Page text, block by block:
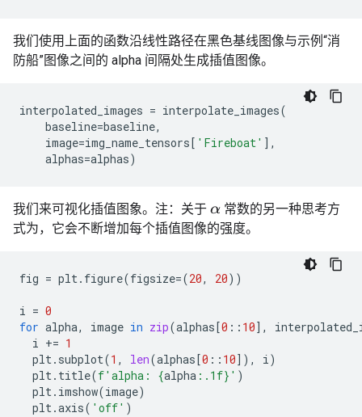
我们使用上面的函数沿线性路径在黑色基线图像与示例“消
防船”图像之间的 alpha 间隔处生成插值图像。
interpolated_images = interpolate_images(
baseline=baseline,
image=img_name_tensors [ 'Fireboat' ],
alphas=alphas)
我们来可视化插值图象。注：关于 α常数的另一种思考方
式为，它会不断增加每个插值图像的强度。
fig = plt. figure(figsize=(20, 20))
i = 0
for alpha, image in zip(alphas [0 :: 10],
i += 1
plt. subplot(1 , len(alphas [0 :: 10]), i)
plt. title(f'alpha: {alpha : .1f} ' )
plt. imshow(image)
plt.axis( 'off' )